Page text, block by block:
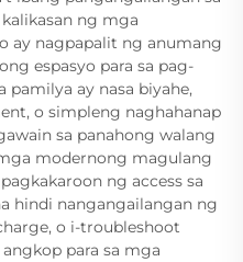
ng mga
ay nagpapalit ng anumang
espasyo para sa pag-
ay nasa biyahe,
o simpleng naghahanap
sa panahong walang
modernong magulang
ng access sa
hindi nangangailangan ng
o i-troubleshoot
para sa mga